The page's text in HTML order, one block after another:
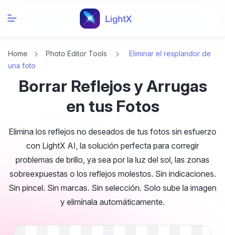
Home Photo Editor Tools
Eliminar el resplandor de
una foto
Borrar Reflejos y Arrugas
en tus Fotos
Elimina los reflejos no deseados de tus fotos sin esfuerzo
con LightX AI, la solución perfecta para corregir
problemas de brillo, ya sea por la luz del sol, las zonas
sobreexpuestas o los reflejos molestos. Sin indicaciones.
Sin pincel. Sin marcas. Sin selección. Solo sube la imagen
y elimínala automáticamente.